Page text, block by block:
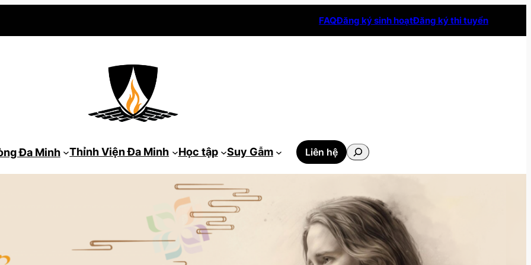
FAQĐăng ký sinh hoạtĐăng ký thi tuyển
Đa Minh Thỉnh Viện Đa Minh Học tập Suy Gẫm Liên hệ
Tìm
kiếm